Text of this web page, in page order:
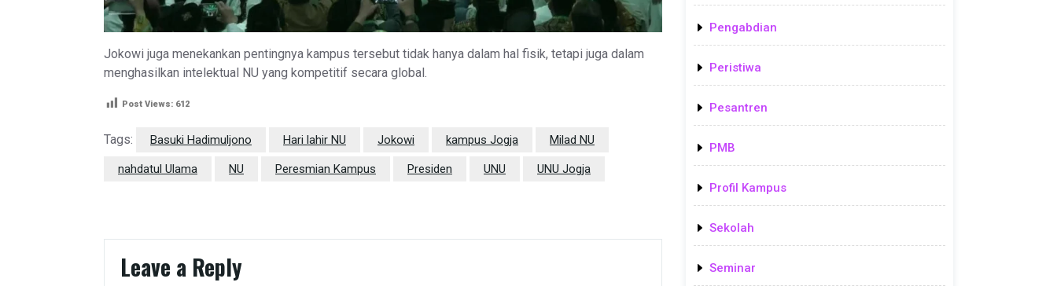
Jokowi juga menekankan pentingnya kampus tersebut tidak hanya dalam hal fisik, tetapi juga dalam
menghasilkan intelektual NU yang kompetitif secara global.
Post Views: 612
Tags: Basuki Hadimuljono Hari lahir NU Jokowi kampus Jogja Milad NU
nahdatul Ulama NU Peresmian Kampus Presiden UNU UNU Jogja
Leave a Reply
Pengabdian
Peristiwa
Pesantren
PMB
Profil Kampus
Sekolah
Seminar